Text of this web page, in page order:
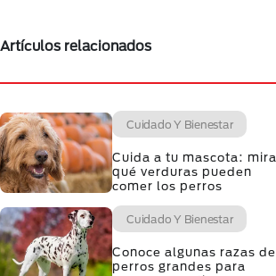
Artículos relacionados
Cuidado Y Bienestar
Cuida a tu mascota: mira
qué verduras pueden
comer los perros
Cuidado Y Bienestar
Conoce algunas razas de
perros grandes para